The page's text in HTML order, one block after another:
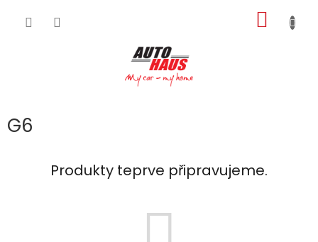
KOŠÍK
G6
Produkty teprve připravujeme.